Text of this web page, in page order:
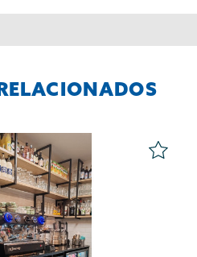
la portabilidad de los